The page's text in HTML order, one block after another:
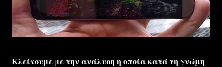
Κλείνουμε με την ανάλυση η οποία κατά τη γνώμη